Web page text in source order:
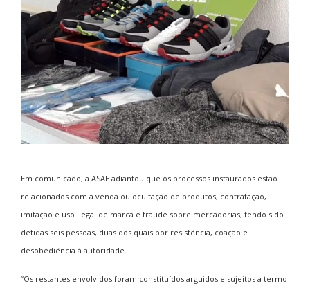
Em comunicado, a ASAE adiantou que os processos instaurados estão
relacionados com a venda ou ocultação de produtos, contrafação,
imitação e uso ilegal de marca e fraude sobre mercadorias, tendo sido
detidas seis pessoas, duas dos quais por resistência, coação e
desobediência à autoridade.
“Os restantes envolvidos foram constituídos arguidos e sujeitos a termo